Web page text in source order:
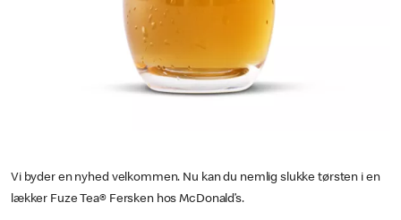
Vi byder en nyhed velkommen. Nu kan du nemlig slukke tørsten i en
lækker Fuze Tea® Fersken hos McDonald’s.